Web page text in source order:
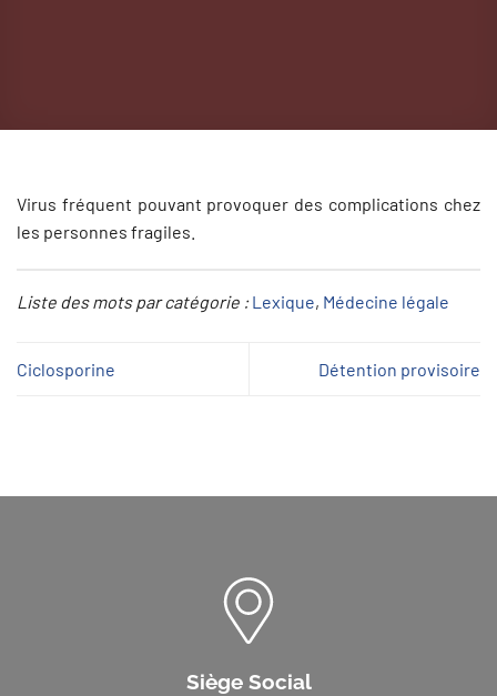
Virus fréquent pouvant provoquer des complications chez
les personnes fragiles.
Liste des mots par catégorie : Lexique, Médecine légale
Ciclosporine Détention provisoire
Siège Social